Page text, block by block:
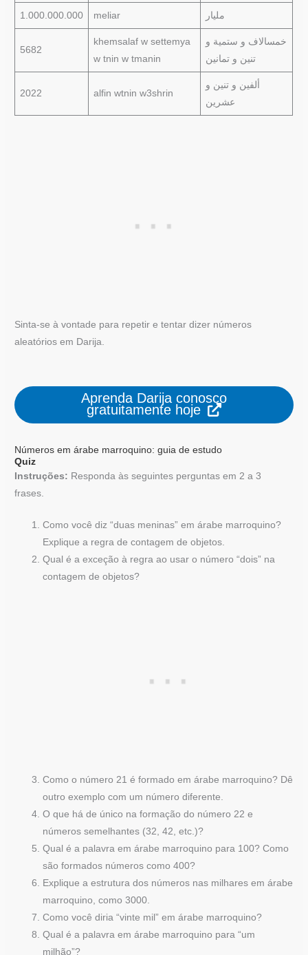
1.000.000.000 meliar مليار
5682
khemsalaf w settemya
w tnin w tmanin
خمسالاف و ستمية و
تنين و تمانين
2022 alfin wtnin w3shrin
ألفين و تنين و
عشرين
Sinta-se à vontade para repetir e tentar dizer números
aleatórios em Darija.
Aprenda Darija conosco
gratuitamente hoje
Números em árabe marroquino: guia de estudo
Quiz
Instruções: Responda às seguintes perguntas em 2 a 3
frases.
Como você diz “duas meninas” em árabe marroquino?
Explique a regra de contagem de objetos.
Qual é a exceção à regra ao usar o número “dois” na
contagem de objetos?
Como o número 21 é formado em árabe marroquino? Dê
outro exemplo com um número diferente.
O que há de único na formação do número 22 e
números semelhantes (32, 42, etc.)?
Qual é a palavra em árabe marroquino para 100? Como
são formados números como 400?
Explique a estrutura dos números nas milhares em árabe
marroquino, como 3000.
Como você diria “vinte mil” em árabe marroquino?
Qual é a palavra em árabe marroquino para “um
milhão”?